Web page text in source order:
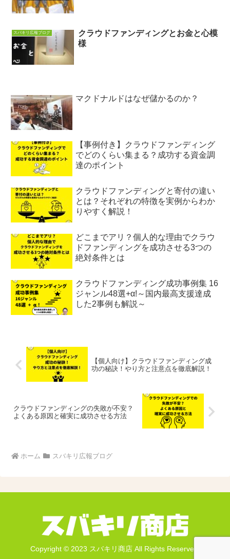
スバキリ広報ブログ
クラウドファンディングとお金と心模
様
マクドナルドはなぜ儲かるのか？
【事例付き】クラウドファンディング
でどのくらい集まる？成功する資金調
達のポイント
クラウドファンディングと寄付の違い
とは？それぞれの特徴を実例からわか
りやすく解説！
どこまでアリ？個人的な理由でクラウ
ドファンディングを成功させる3つの
絶対条件とは
クラウドファンディング成功事例集 16
ジャンル48選+α!～国内最高支援達成
した2事例も解説～
【個人向け】クラウドファンディング成
功の秘訣！やり方と注意点を徹底解説！
クラウドファンディングの失敗が不安？
よくある原因と確実に成功させる方法
ホーム スバキリ広報ブログ
Copyright © 2023 スバキリ商店 All Rights Reserved.